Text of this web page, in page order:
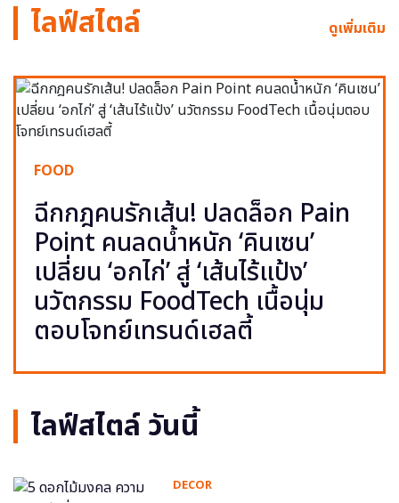
ไลฟ์สไตล์ ดูเพิ่มเติม
FOOD
ฉีกกฎคนรักเส้น! ปลดล็อก Pain
Point คนลดน้ำหนัก ‘คินเซน’
เปลี่ยน ‘อกไก่’ สู่ ‘เส้นไร้แป้ง’
นวัตกรรม FoodTech เนื้อนุ่ม
ตอบโจทย์เทรนด์เฮลตี้
ไลฟ์สไตล์ วันนี้
DECOR